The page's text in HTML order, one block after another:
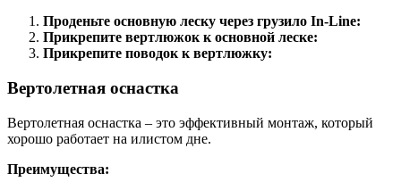
Проденьте основную леску через грузило In-Line:
Прикрепите вертлюжок к основной леске:
Прикрепите поводок к вертлюжку:
Вертолетная оснастка
Вертолетная оснастка – это эффективный монтаж, который
хорошо работает на илистом дне.
Преимущества: